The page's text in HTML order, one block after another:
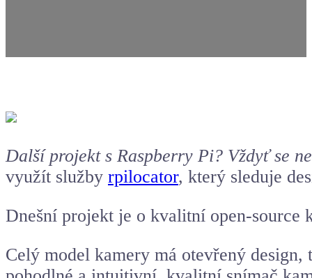
Další projekt s Raspberry Pi? Vždyť se
využít služby rpilocator, který sleduje
Dnešní projekt je o kvalitní open-source
Celý model kamery má otevřený